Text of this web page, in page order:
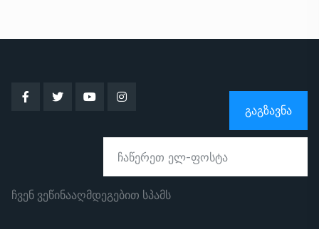
ᲒᲐᲒᲖᲐᲕᲜᲐ
ჩვენ ვეწინააღმდეგებით სპამს